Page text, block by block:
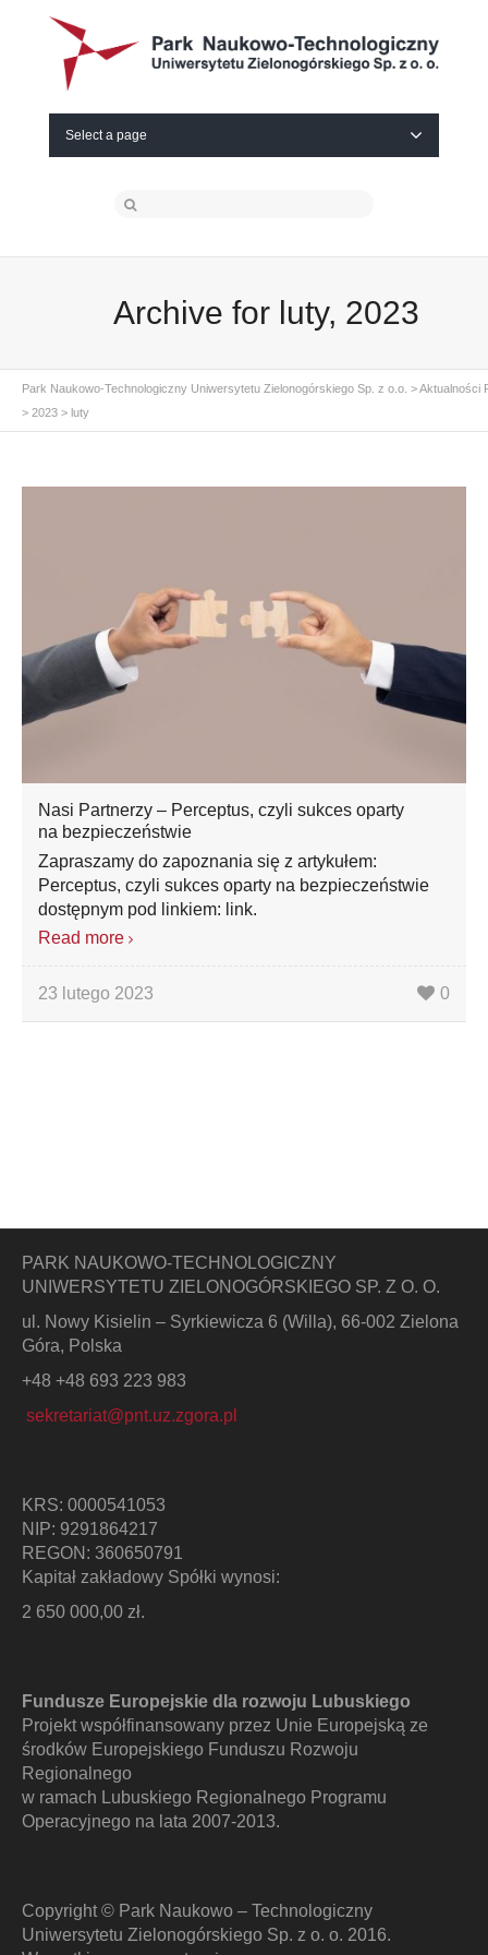
Select a page
Archive for luty, 2023
Park Naukowo-Technologiczny Uniwersytetu Zielonogórskiego Sp. z o.o. >Aktualności
> 2023 > luty
Nasi Partnerzy – Perceptus, czyli sukces oparty
na bezpieczeństwie
Zapraszamy do zapoznania się z artykułem:
Perceptus, czyli sukces oparty na bezpieczeństwie
dostępnym pod linkiem: link.
Read more
23 lutego 2023 0
PARK NAUKOWO-TECHNOLOGICZNY
UNIWERSYTETU ZIELONOGÓRSKIEGO SP. Z O. O.
ul. Nowy Kisielin – Syrkiewicza 6 (Willa), 66-002 Zielona
Góra, Polska
+48 +48 693 223 983
sekretariat@pnt.uz.zgora.pl
KRS: 0000541053
NIP: 9291864217
REGON: 360650791
Kapitał zakładowy Spółki wynosi:
2 650 000,00 zł.
Fundusze Europejskie dla rozwoju Lubuskiego
Projekt współfinansowany przez Unie Europejską ze
środków Europejskiego Funduszu Rozwoju
Regionalnego
w ramach Lubuskiego Regionalnego Programu
Operacyjnego na lata 2007-2013.
Copyright © Park Naukowo – Technologiczny
Uniwersytetu Zielonogórskiego Sp. z o. o. 2016.